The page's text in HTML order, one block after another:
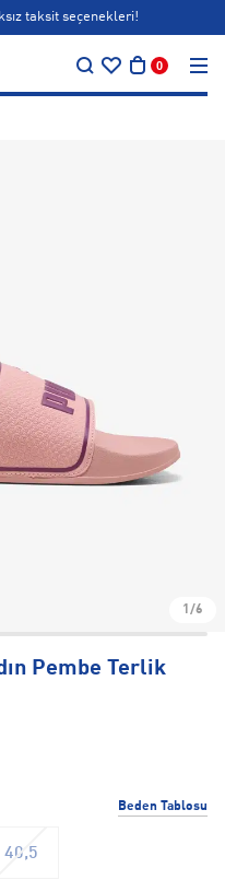
taksit seçenekleri!
taksit seçenekleri!
0
1/6
Pembe Terlik
Beden Tablosu
40,5